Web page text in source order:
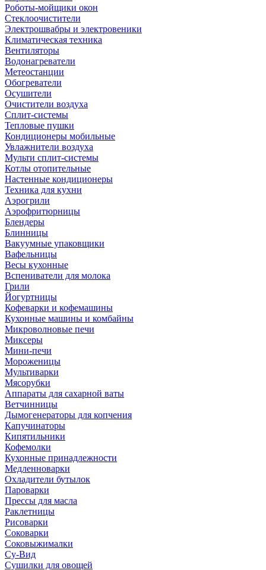
Роботы-мойщики окон
Стеклоочистители
Электрошвабры и электровеники
Климатическая техника
Вентиляторы
Водонагреватели
Метеостанции
Обогреватели
Осушители
Очистители воздуха
Сплит-системы
Тепловые пушки
Кондиционеры мобильные
Увлажнители воздуха
Мульти сплит-системы
Котлы отопительные
Настенные кондиционеры
Техника для кухни
Аэрогрили
Аэрофритюрницы
Блендеры
Блинницы
Вакуумные упаковщики
Вафельницы
Весы кухонные
Вспениватели для молока
Грили
Йогуртницы
Кофеварки и кофемашины
Кухонные машины и комбайны
Микроволновые печи
Миксеры
Мини-печи
Мороженицы
Мультиварки
Мясорубки
Аппараты для сахарной ваты
Ветчинницы
Дымогенераторы для копчения
Капучинаторы
Кипятильники
Кофемолки
Кухонные принадлежности
Медленноварки
Охладители бутылок
Пароварки
Прессы для масла
Раклетницы
Рисоварки
Соковарки
Соковыжималки
Су-Вид
Сушилки для овощей